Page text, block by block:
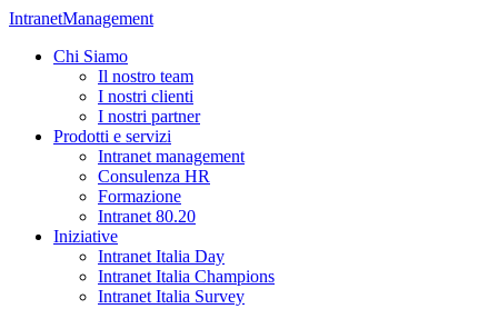
IntranetManagement
Chi Siamo
Il nostro team
I nostri clienti
I nostri partner
Prodotti e servizi
Intranet management
Consulenza HR
Formazione
Intranet 80.20
Iniziative
Intranet Italia Day
Intranet Italia Champions
Intranet Italia Survey